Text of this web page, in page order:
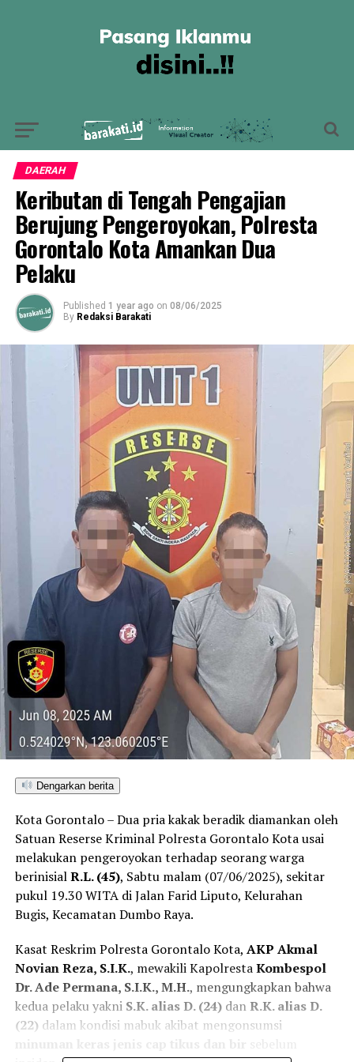
DAERAH
Keributan di Tengah Pengajian
Berujung Pengeroyokan, Polresta
Gorontalo Kota Amankan Dua
Pelaku
Published 1 year ago on 08/06/2025
By Redaksi Barakati
Dengarkan berita
Kota Gorontalo – Dua pria kakak beradik diamankan oleh
Satuan Reserse Kriminal Polresta Gorontalo Kota usai
melakukan pengeroyokan terhadap seorang warga
berinisialR.L. (45), Sabtu malam (07/06/2025), sekitar
pukul 19.30 WITA di Jalan Farid Liputo, Kelurahan
Bugis, Kecamatan Dumbo Raya.
Kasat Reskrim Polresta Gorontalo Kota, AKP Akmal
Novian Reza, S.I.K., mewakili KapolrestaKombespol
Dr. Ade Permana, S.I.K., M.H., mengungkapkan bahwa
kedua pelaku yakni S.K. alias D. (24)danR.K. alias D.
(22) dalam kondisi mabuk akibat mengonsumsi